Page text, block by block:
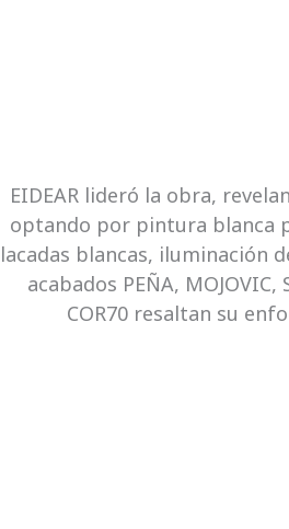
EIDEAR lideró la obra,
optando por pintura blanca
lacadas blancas, iluminación
acabados PEÑA,
COR70 resaltan su